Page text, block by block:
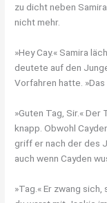
zu dicht neben
nicht mehr.
»Hey Cay.« Samira
deutete auf den
Vorfahren hatte.
»Guten Tag, Sir.«
knapp. Obwohl
griff er nach der des
auch wenn Cayden
»Tag.« Er zwang